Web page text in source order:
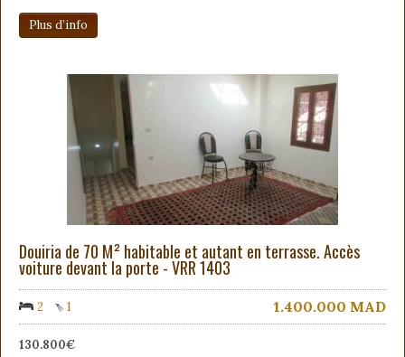
Plus d’info
Douiria de 70 M² habitable et autant en terrasse. Accès
voiture devant la porte - VRR 1403
2 1 1.400.000 MAD
130.800€